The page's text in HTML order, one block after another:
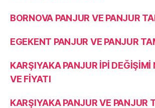
BORNOVA PANJUR VE PANJUR
EGEKENT PANJUR VE PANJUR
KARŞIYAKA PANJUR İPİ DEĞİŞİMİ
VE FİYATI
KARŞIYAKA PANJUR VE PANJUR